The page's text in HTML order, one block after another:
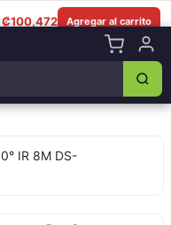
Facebook|
ISU₡100,472 Agregar al carrito